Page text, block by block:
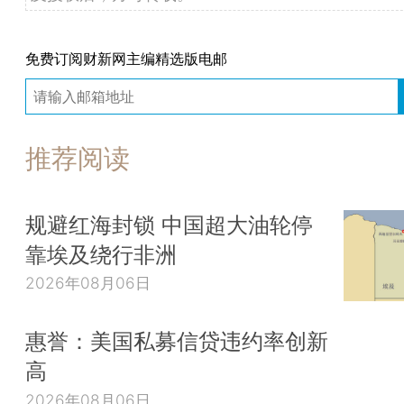
免费订阅财新网主编精选版电邮
推荐阅读
规避红海封锁 中国超大油轮停
靠埃及绕行非洲
2026年08月06日
惠誉：美国私募信贷违约率创新
高
2026年08月06日